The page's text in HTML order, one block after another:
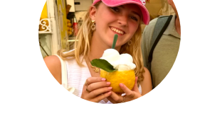
Berekent
Is
Kamers in
Alle